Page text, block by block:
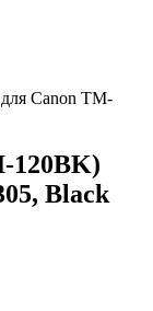
Canon TM-
120BK)
Black